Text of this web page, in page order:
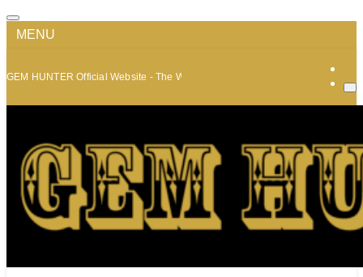
MENU
GEM HUNTER Official Website - The World of Minerals and Jewelry